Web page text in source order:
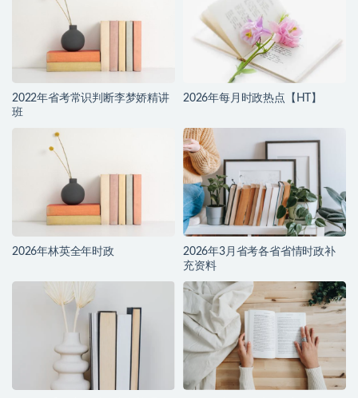
2022年省考常识判断李梦娇精讲
班
2026年每月时政热点【HT】
2026年林英全年时政
2026年3月省考各省省情时政补
充资料